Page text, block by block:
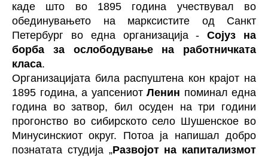
каде што во 1895 година учествувал во
обединувањето на марксистите од Санкт
Петербург во една организација -
Сојуз на
борба за ослободување на работничката
класа.
Организацијата била распуштена кон крајот на
1895 година, а уапсениот Ленин поминал една
година во затвор, бил осуден на три години
прогонство во сибирското село Шушенское во
Минусинскиот округ. Потоа ја напишал добро
познатата студија „Развојот на капитализмот